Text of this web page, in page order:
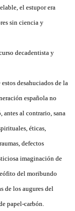
el estupor era
sin ciencia y
decadentista y
desahuciados de la
española no
al contrario, sana
éticas,
defectos
imaginación de
del moribundo
de los augures del
papel-carbón.